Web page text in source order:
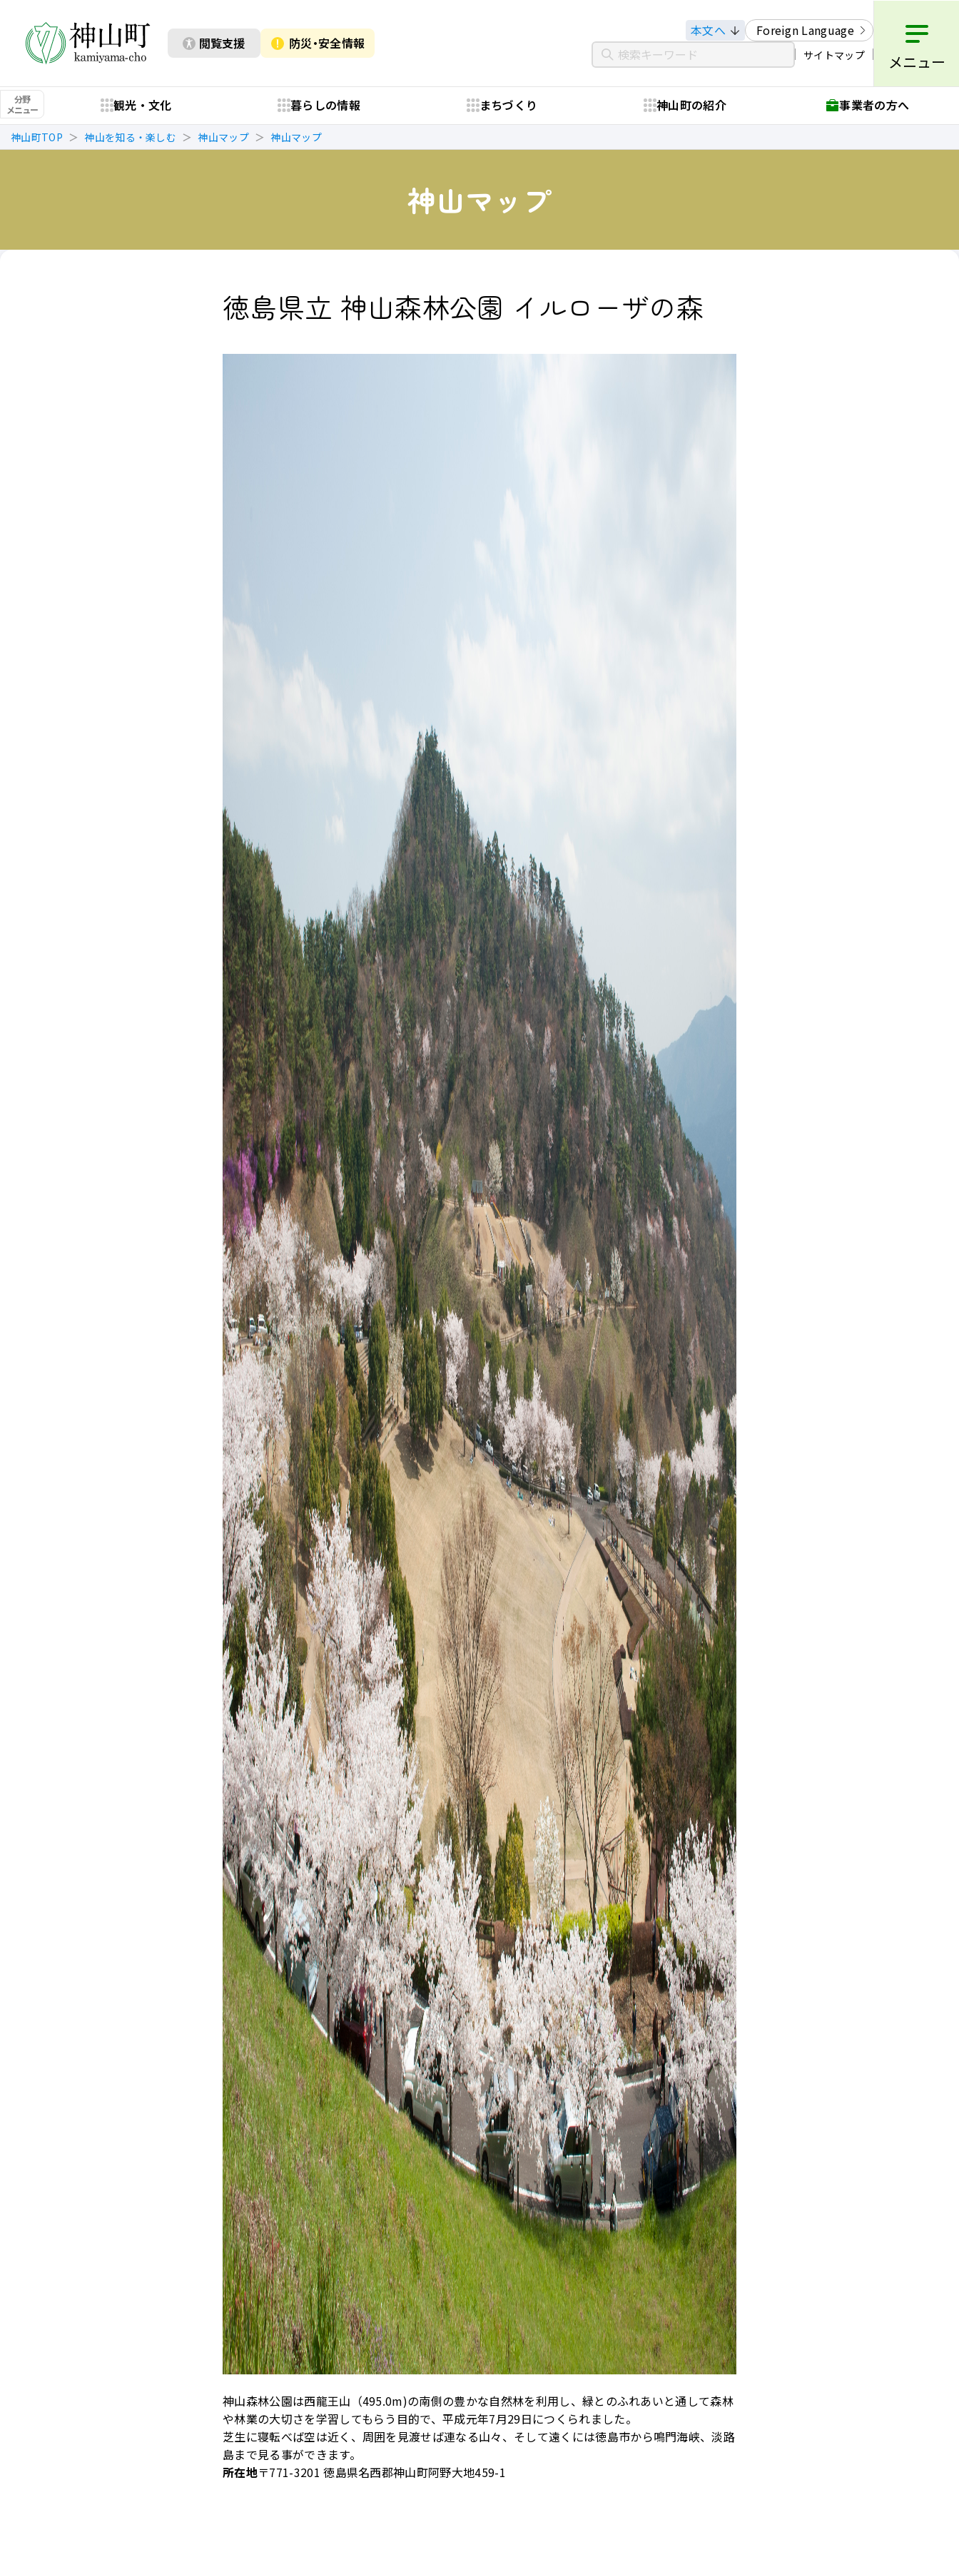
閲覧支援 防災・安全情報
本文へ Foreign Language
サイトマップ メニュー
分野
メニュー
観光・文化 暮らしの情報 まちづくり 神山町の紹介 事業者の方へ
神山町TOP 神山を知る・楽しむ 神山マップ 神山マップ
神山マップ
徳島県立 神山森林公園 イルローザの森
神山森林公園は西龍王山（495.0m)の南側の豊かな自然林を利用し、緑とのふれあいと通して森林
や林業の大切さを学習してもらう目的で、平成元年7月29日につくられました。
芝生に寝転べば空は近く、周囲を見渡せば連なる山々、そして遠くには徳島市から鳴門海峡、淡路
島まで見る事ができます。
所在地〒771-3201 徳島県名西郡神山町阿野大地459-1